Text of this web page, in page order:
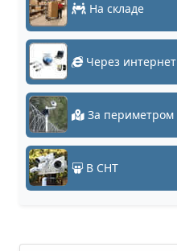
На складе
Через интернет
За периметром
В СНТ